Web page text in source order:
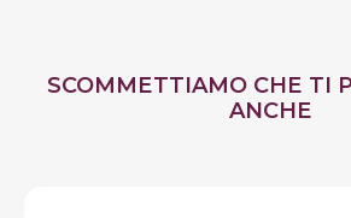
SCOMMETTIAMO CHE TI
ANCHE